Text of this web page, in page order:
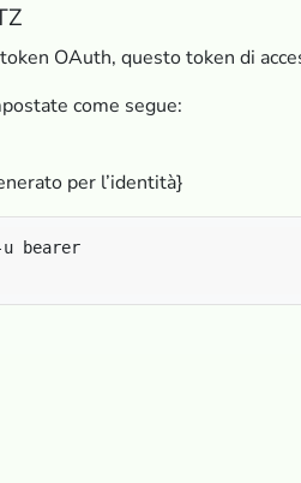
OAuth, questo token di
come segue:
per l’identità}